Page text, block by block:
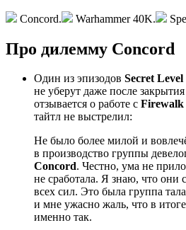
Concord. Warhammer 40K.
Про дилемму Concord
Один из эпизодов Secret Level
не уберут даже после
отзывается о работе с Firewalk
тайтл не выстрелил:
Не было более милой и
в производство группы
Concord. Честно, ума не
не сработала. Я знаю, что они
всех сил. Это была группа
и мне ужасно жаль, что в
именно так.